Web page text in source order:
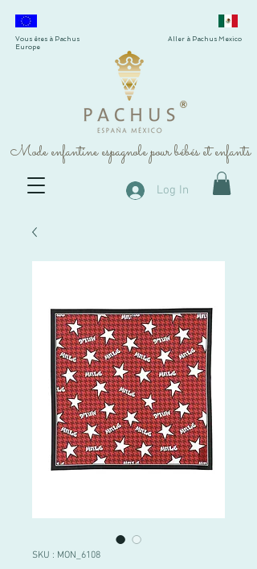
®
Mode enfantine espagnole pour bébés et enfants
Vous êtes à Pachus
Europe
Aller à Pachus Mexico
Log In
SKU : MON_6108